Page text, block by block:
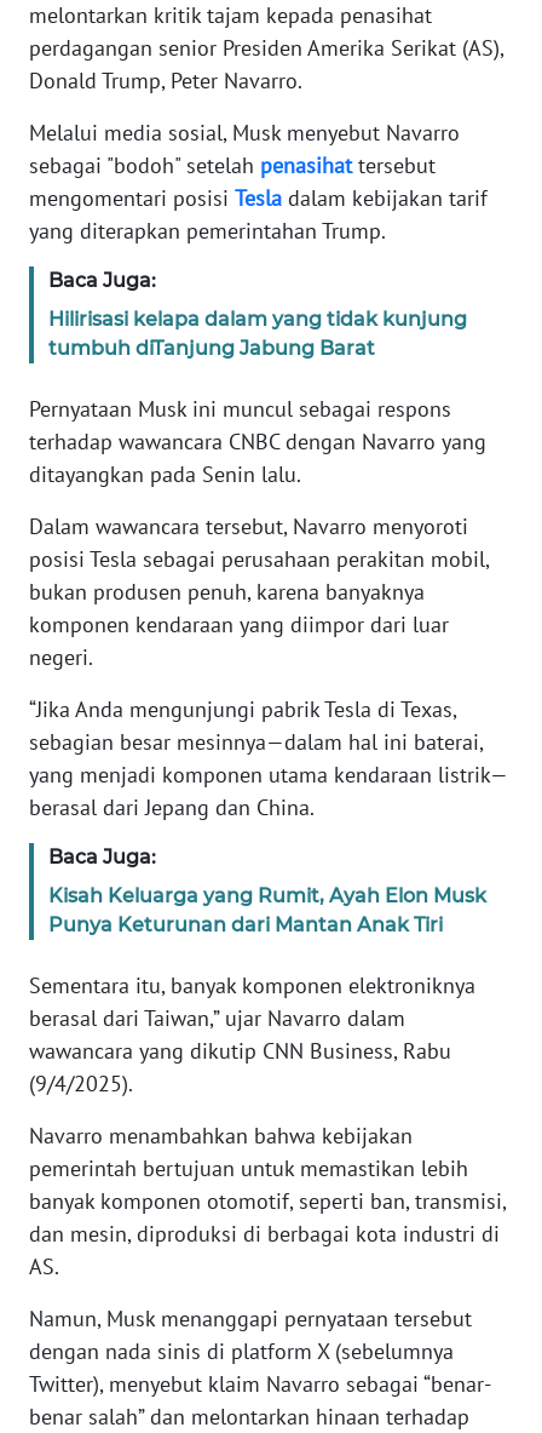
melontarkan kritik tajam kepada penasihat
perdagangan senior Presiden Amerika Serikat (AS),
Donald Trump, Peter Navarro.
Melalui media sosial, Musk menyebut Navarro
sebagai "bodoh" setelah penasihattersebut
mengomentari posisi Tesla dalam kebijakan tarif
yang diterapkan pemerintahan Trump.
Baca Juga:
Hilirisasi kelapa dalam yang tidak kunjung
tumbuh diTanjung Jabung Barat
Pernyataan Musk ini muncul sebagai respons
terhadap wawancara CNBC dengan Navarro yang
ditayangkan pada Senin lalu.
Dalam wawancara tersebut, Navarro menyoroti
posisi Tesla sebagai perusahaan perakitan mobil,
bukan produsen penuh, karena banyaknya
komponen kendaraan yang diimpor dari luar
negeri.
“Jika Anda mengunjungi pabrik Tesla di Texas,
sebagian besar mesinnya—dalam hal ini baterai,
yang menjadi komponen utama kendaraan listrik—
berasal dari Jepang dan China.
Baca Juga:
Kisah Keluarga yang Rumit, Ayah Elon Musk
Punya Keturunan dari Mantan Anak Tiri
Sementara itu, banyak komponen elektroniknya
berasal dari Taiwan,” ujar Navarro dalam
wawancara yang dikutip CNN Business, Rabu
(9/4/2025).
Navarro menambahkan bahwa kebijakan
pemerintah bertujuan untuk memastikan lebih
banyak komponen otomotif, seperti ban, transmisi,
dan mesin, diproduksi di berbagai kota industri di
AS.
Namun, Musk menanggapi pernyataan tersebut
dengan nada sinis di platform X (sebelumnya
Twitter), menyebut klaim Navarro sebagai “benar-
benar salah” dan melontarkan hinaan terhadap
Informasi
INDEKS
BERITA
KAMI
INFO
IKLAN
TENTANG
KAMI
PEDOMAN
MEDIA
SIBER
REDAKSI
KARIR
DISCLAIMER
News
Regional
SUMUT
WN
WN
BANTEN
WN
NTT
WN
PAPUA